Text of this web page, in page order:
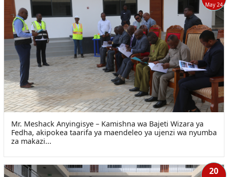
May 24
Mr. Meshack Anyingisye – Kamishna wa Bajeti Wizara ya
Fedha, akipokea taarifa ya maendeleo ya ujenzi wa nyumba
za makazi...
20